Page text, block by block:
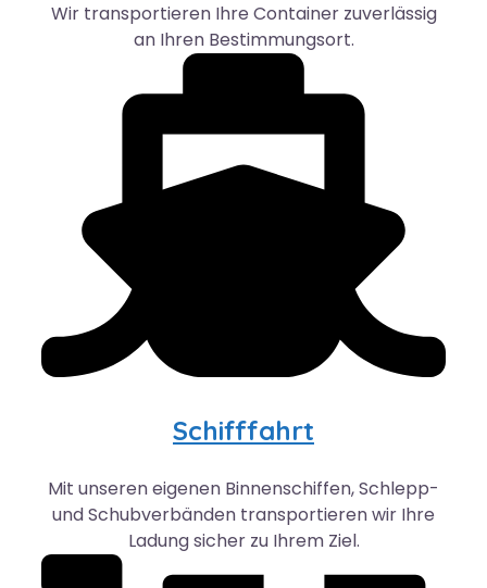
Wir transportieren Ihre Container zuverlässig
an Ihren Bestimmungsort.
Schifffahrt
Mit unseren eigenen Binnenschiffen, Schlepp-
und Schubverbänden transportieren wir Ihre
Ladung sicher zu Ihrem Ziel.